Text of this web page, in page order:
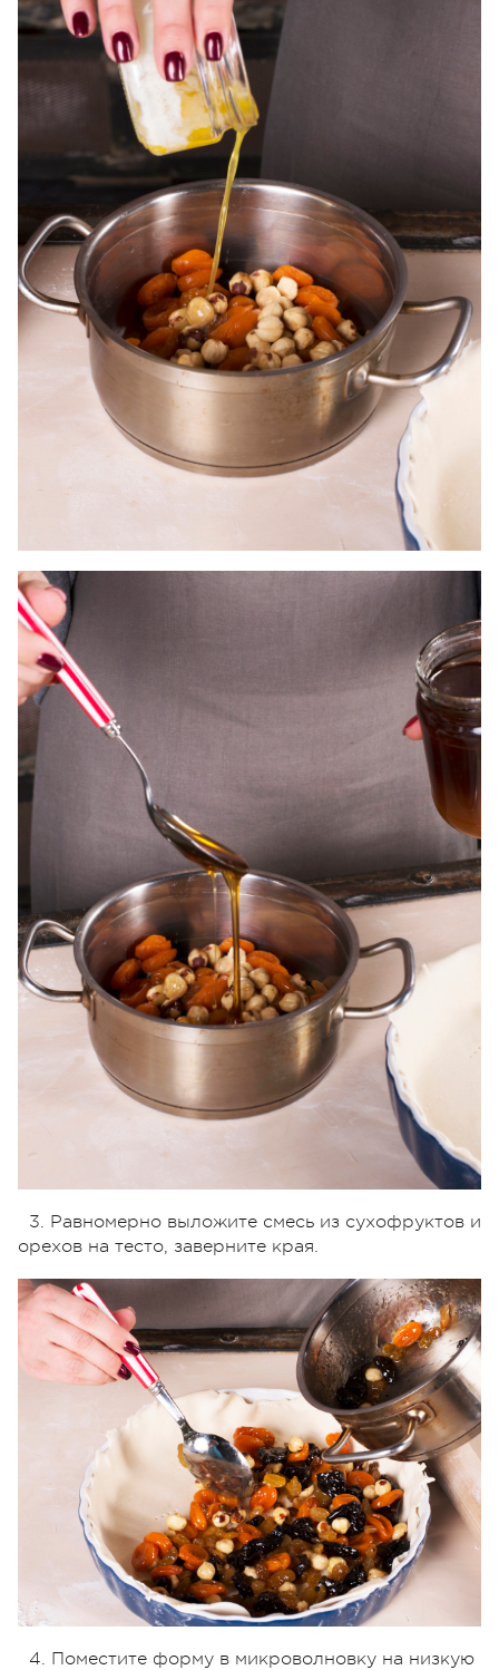
3. Равномерно выложите смесь из сухофруктов и
орехов на тесто, заверните края.
4. Поместите форму в микроволновку на низкую